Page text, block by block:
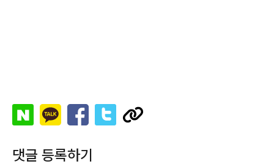
댓글 등록하기